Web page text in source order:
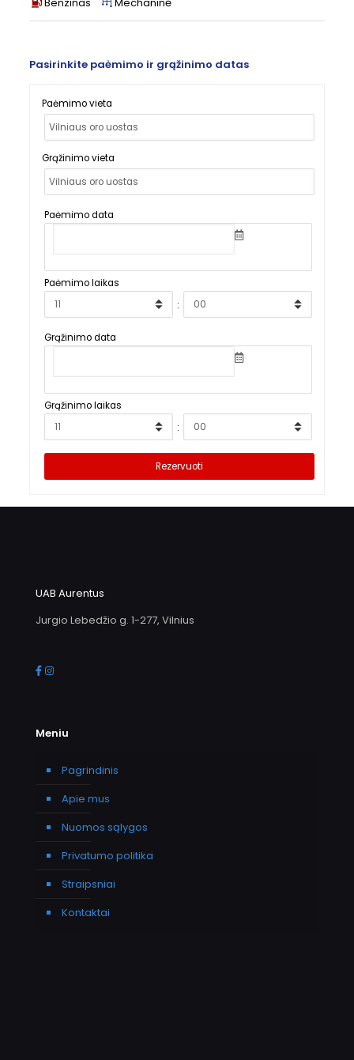
Benzinas Mechaninė
Pasirinkite paėmimo ir grąžinimo datas
Paėmimo vieta
Grąžinimo vieta
Paėmimo data
Paėmimo laikas
:
Grąžinimo data
Grąžinimo laikas
:
UAB Aurentus
Jurgio Lebedžio g. 1-277, Vilnius
Meniu
Pagrindinis
Apie mus
Nuomos sąlygos
Privatumo politika
Straipsniai
Kontaktai